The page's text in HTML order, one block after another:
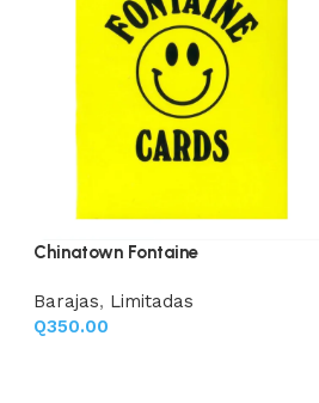
Chinatown Fontaine
Barajas, Limitadas
Q350.00